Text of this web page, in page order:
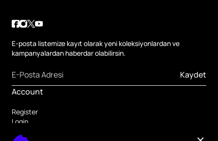
E-posta listemize kayıt olarak yeni koleksiyonlardan ve
kampanyalardan haberdar olabilirsin.
Kaydet
Account
Register
Login